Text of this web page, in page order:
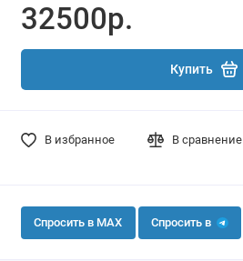
32500р.
Купить
В избранное В сравнение
Спросить в MAX Спросить в